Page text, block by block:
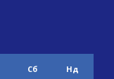
Сб Нд